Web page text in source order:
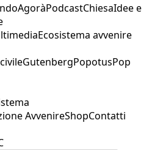
AgoràPodcastChiesaIdee e
Ecosistema avvenire
GutenbergPopotusPop
AvvenireShopContatti